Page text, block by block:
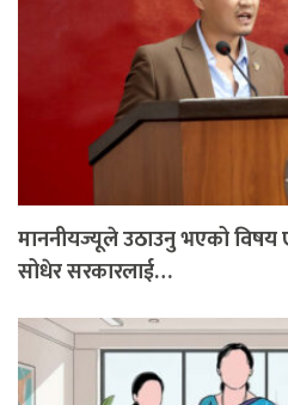
माननीयज्यूले उठाउनु भएको विषय
सोधेर सरकारलाई…